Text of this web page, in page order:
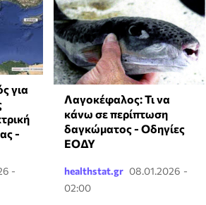
για
-
-
Λαγοκέφαλος: Τι να
κάνω σε περίπτωση
δαγκώματος - Οδηγίες
ΕΟΔΥ
healthstat.gr 08.01.2026 -
02:00